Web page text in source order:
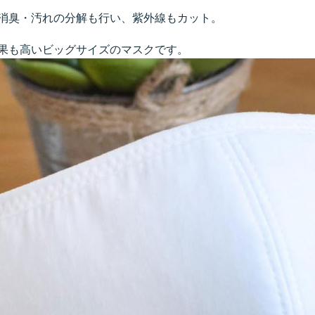
・汚れの分解も行い、紫外線もカット。
高いビッグサイズのマスクです。